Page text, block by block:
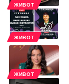
ЖИВОТ
ЖИВОТ
ЖИВОТ